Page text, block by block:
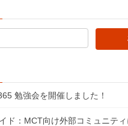
勉強会を開催しました！
ド：MCT向け外部コミュニティ